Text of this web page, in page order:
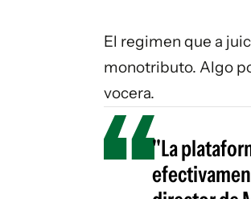
El regimen que a
monotributo. Algo
vocera.
"La